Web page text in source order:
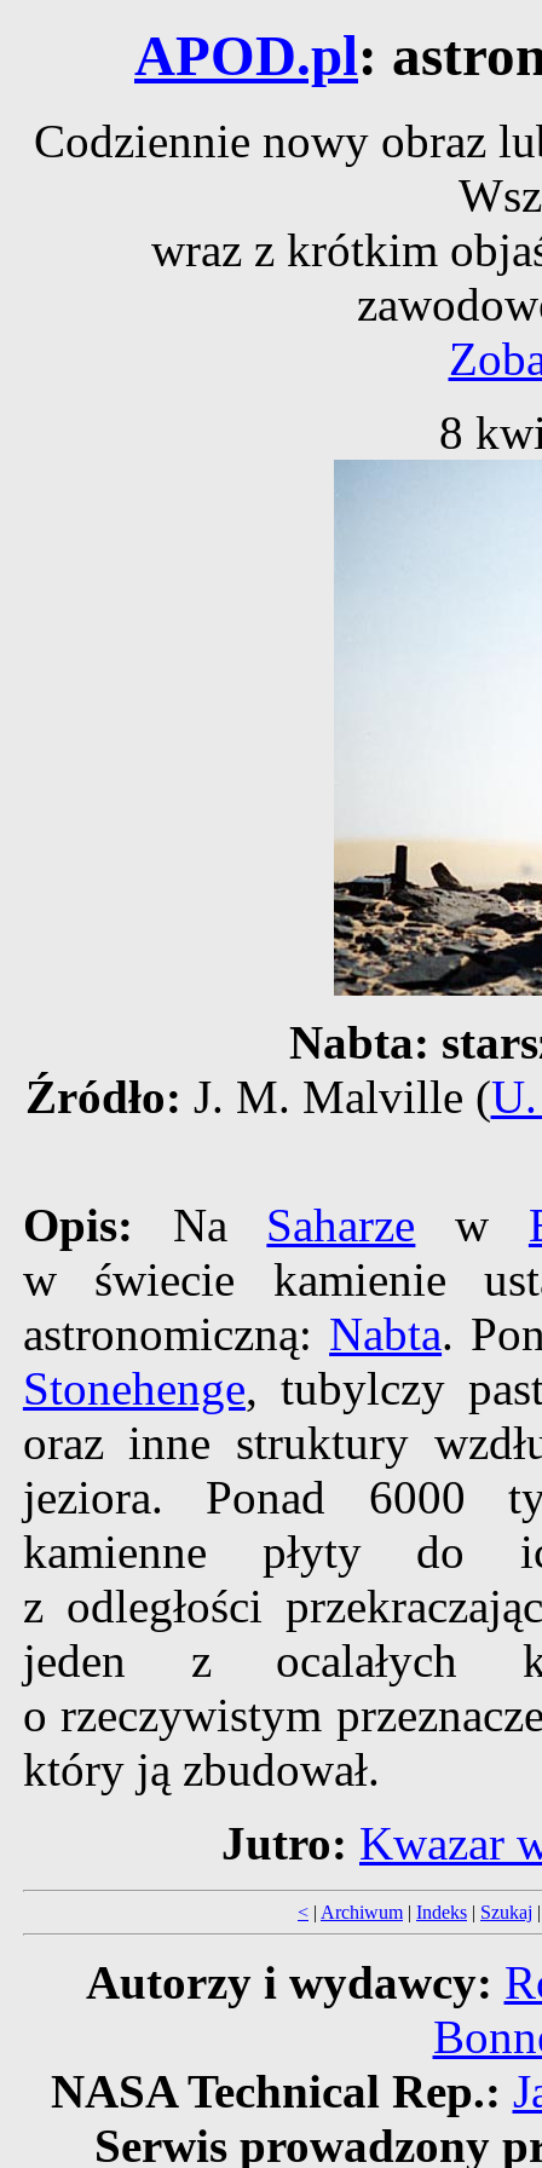
APOD.pl:
Codziennie nowy obraz
wraz z krótkim
8
Nabta:
Źródło: J. M. Malville (
Opis: Na Saharze w
w świecie kamienie
astronomiczną: Nabta.
Stonehenge, tubylczy
oraz inne struktury
jeziora. Ponad 6000
kamienne płyty do
z odległości
jeden z ocalałych
o rzeczywistym
który ją zbudował.
Jutro: Kwazar
< | Archiwum | Indeks | Szukaj
Autorzy i wydawcy:
NASA Technical Rep.:
Serwis prowadzony